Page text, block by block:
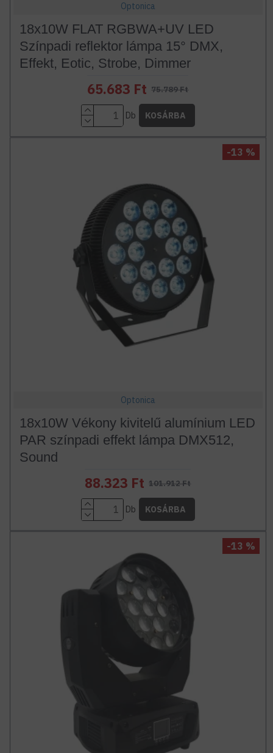
Optonica
18x10W FLAT RGBWA+UV LED
Színpadi reflektor lámpa 15° DMX,
Effekt, Eotic, Strobe, Dimmer
65.683 Ft 75.789 Ft
Db KOSÁRBA
-13 %
Optonica
18x10W Vékony kivitelű alumínium LED
PAR színpadi effekt lámpa DMX512,
Sound
88.323 Ft 101.912 Ft
Db KOSÁRBA
-13 %